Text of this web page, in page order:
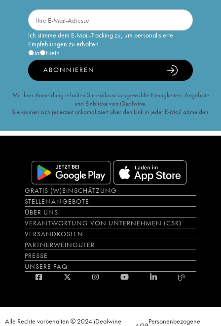
Ich stimme dem E-Mail-Tracking zu, um personalisierte
Empfehlungen zu erhalten
Ja
Nein
ABONNIEREN
Mit Ihrer Anmeldung erhalten Sie exklusiv ausgewählte Neuigkeiten, Angebote
und Einblicke von iDealwine.
Sie können sich jederzeit unkompliziert über den Link in jeder E-Mail abmelden.
GRATIS (W)EINSCHÄTZUNG
STELLENANGEBOTE
ÜBER UNS
VERANTWORTUNG VON UNTERNEHMEN (CSR)
VERSANDKOSTEN
PARTNERWEINGÜTER
PRESSE
UNSERE FAQ
Alle Rechte vorbehalten © 2024 iDealwine
Personenbezogene